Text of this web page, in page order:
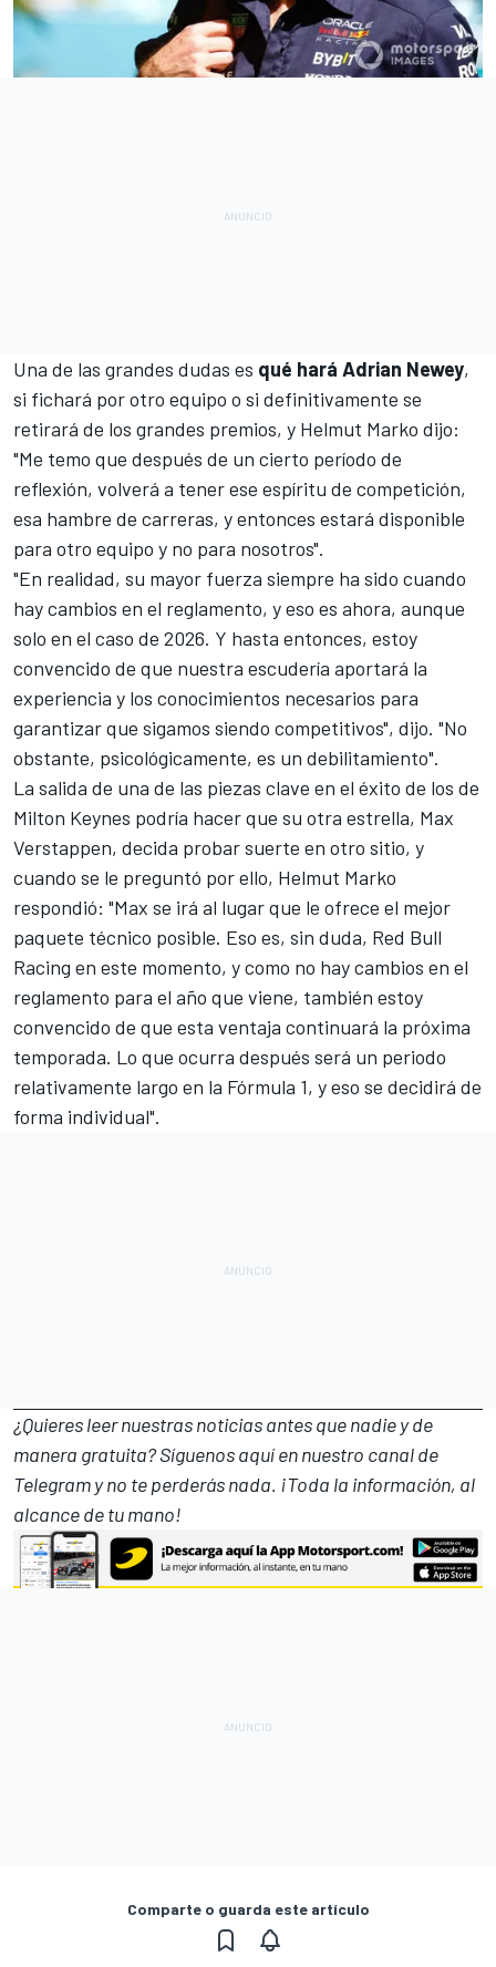
Una de las grandes dudas es qué hará Adrian Newey,
si fichará por otro equipo o si definitivamente se
retirará de los grandes premios, y Helmut Marko dijo:
"Me temo que después de un cierto período de
reflexión, volverá a tener ese espíritu de competición,
esa hambre de carreras, y entonces estará disponible
para otro equipo y no para nosotros".
"En realidad, su mayor fuerza siempre ha sido cuando
hay cambios en el reglamento, y eso es ahora, aunque
solo en el caso de 2026. Y hasta entonces, estoy
convencido de que nuestra escudería aportará la
experiencia y los conocimientos necesarios para
garantizar que sigamos siendo competitivos", dijo. "No
obstante, psicológicamente, es un debilitamiento".
La salida de una de las piezas clave en el éxito de los de
Milton Keynes podría hacer que su otra estrella, Max
Verstappen, decida probar suerte en otro sitio, y
cuando se le preguntó por ello, Helmut Marko
respondió: "Max se irá al lugar que le ofrece el mejor
paquete técnico posible. Eso es, sin duda, Red Bull
Racing en este momento, y como no hay cambios en el
reglamento para el año que viene, también estoy
convencido de que esta ventaja continuará la próxima
temporada. Lo que ocurra después será un periodo
relativamente largo en la Fórmula 1, y eso se decidirá de
forma individual".
¿Quieres leer nuestras noticias antes que nadie y de
manera gratuita? Síguenosaquí en nuestro canal de
Telegramy no te perderás nada. ¡Toda la información, al
alcance de tu mano!
Comparte o guarda este artículo